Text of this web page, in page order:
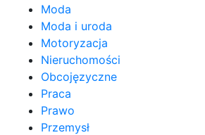
Moda
Moda i uroda
Motoryzacja
Nieruchomości
Obcojęzyczne
Praca
Prawo
Przemysł